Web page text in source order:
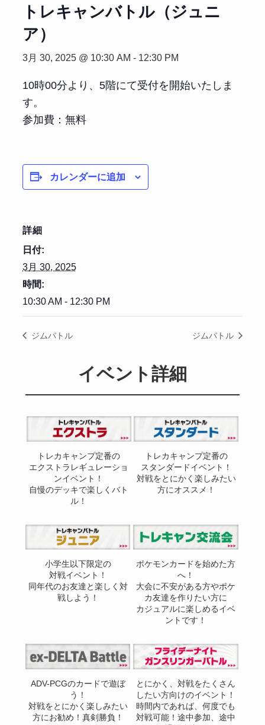
トレキャンバトル（ジュニ
ア）
3月 30, 2025 @ 10:30 AM - 12:30 PM
10時00分より、5階にて受付を開始いたしま
す。
参加費：無料
カレンダーに追加
詳細
日付:
3月 30, 2025
時間:
10:30 AM - 12:30 PM
ジムバトル ジムバトル
イベント詳細
トレカキャンプ定番の
エクストラレギュレーショ
ンイベント！
自慢のデッキで楽しくバト
ル！
トレカキャンプ定番の
スタンダードイベント！
対戦をとにかく楽しみたい
方にオススメ！
小学生以下限定の
対戦イベント！
同年代のお友達と楽しく対
戦しよう！
ポケモンカードを始めた方
へ！
大会に不安がある方やポケ
カ友達を作りたい方に
カジュアルに楽しめるイベ
ントです！
ADV-PCGのカードで遊ぼ
う！
対戦をとにかく楽しみたい
方にお勧め！真剣勝負！
とにかく、対戦をたくさん
したい方向けのイベント！
時間内であれば、何度でも
対戦可能！途中参加、途中